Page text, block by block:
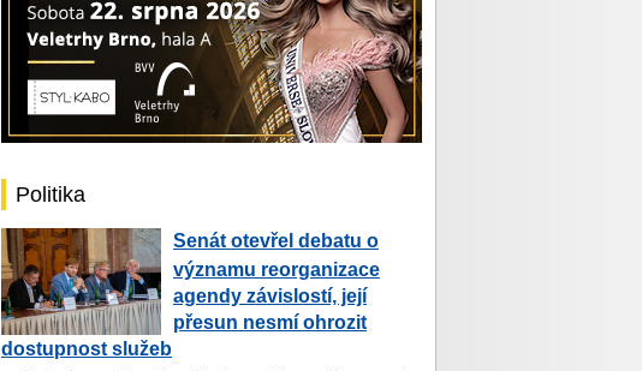
Politika
Senát otevřel debatu o
významu reorganizace
agendy závislostí, její
přesun nesmí ohrozit
dostupnost služeb